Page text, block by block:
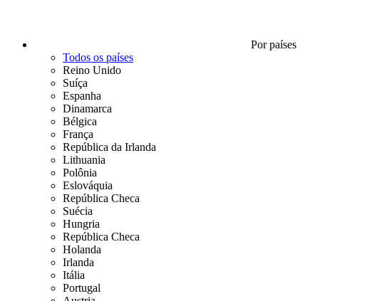
Por países
Todos os países
Reino Unido
Suíça
Espanha
Dinamarca
Bélgica
França
República da Irlanda
Lithuania
Polônia
Eslováquia
República Checa
Suécia
Hungria
República Checa
Holanda
Irlanda
Itália
Portugal